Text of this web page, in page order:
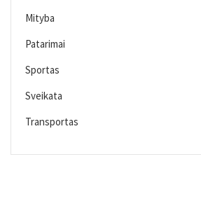
Mityba
Patarimai
Sportas
Sveikata
Transportas